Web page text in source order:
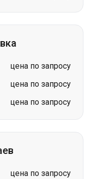
цена по запросу
цена по запросу
цена по запросу
цена по запросу